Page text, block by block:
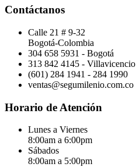
Contáctanos
Calle 21 # 9-32
Bogotá-Colombia
304 658 5931 - Bogotá
313 842 4145 - Villavicencio
(601) 284 1941 - 284 1990
ventas@segumilenio.com.co
Horario de Atención
Lunes a Viernes
8:00am a 6:00pm
Sábados
8:00am a 5:00pm